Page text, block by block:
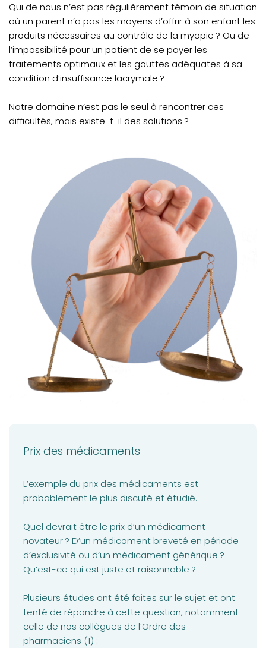
Qui de nous n’est pas régulièrement témoin de situation
où un parent n’a pas les moyens d’offrir à son enfant les
produits nécessaires au contrôle de la myopie ? Ou de
l’impossibilité pour un patient de se payer les
traitements optimaux et les gouttes adéquates à sa
condition d’insuffisance lacrymale ?
Notre domaine n’est pas le seul à rencontrer ces
difficultés, mais existe-t-il des solutions ?
Prix des médicaments
L’exemple du prix des médicaments est
probablement le plus discuté et étudié.
Quel devrait être le prix d’un médicament
novateur ? D’un médicament breveté en période
d’exclusivité ou d’un médicament générique ?
Qu’est-ce qui est juste et raisonnable ?
Plusieurs études ont été faites sur le sujet et ont
tenté de répondre à cette question, notamment
celle de nos collègues de l’Ordre des
pharmaciens (1) :